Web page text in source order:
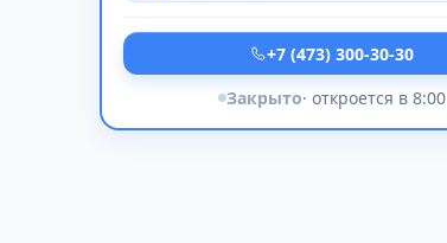
+7 (473) 300-30-30
Закрыто· откроется в 8:00